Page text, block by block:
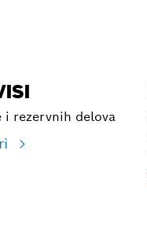
i rezervnih delova